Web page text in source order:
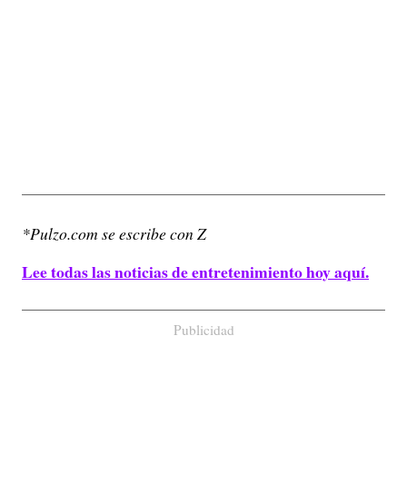
*Pulzo.com se escribe con Z
Lee todas las noticias de entretenimiento hoy aquí.
Publicidad